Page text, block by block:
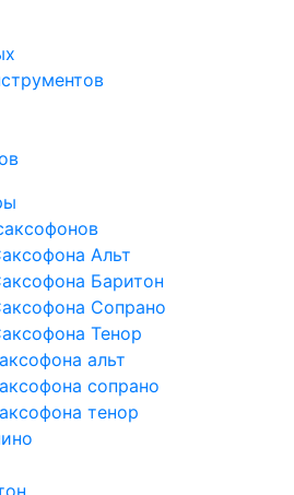
Альт
Баритон
Сопрано
Тенор
альт
сопрано
тенор